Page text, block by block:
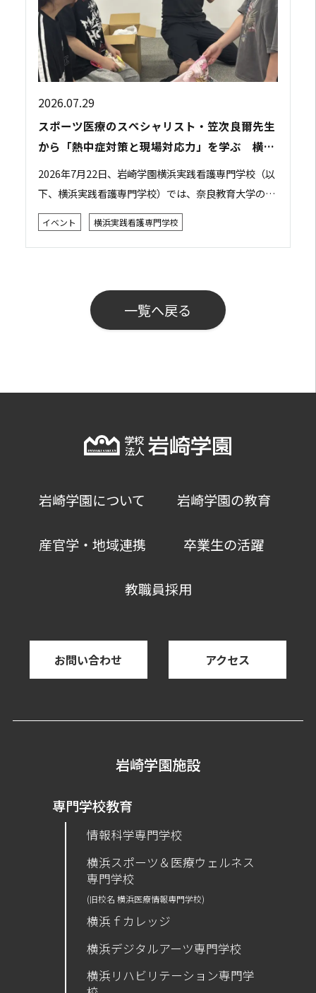
2026.07.29
スポーツ医療のスペシャリスト・笠次良爾先生
から「熱中症対策と現場対応力」を学ぶ 横浜
実践看護専門学校で特別講義を開催
2026年7月22日、岩崎学園横浜実践看護専門学校（以
下、横浜実践看護専門学校）では、奈良教育大学の笠
次良爾先生をお招きし、「災害現場やスポーツ現場で
の判断力・対応力を学ぶ ～熱中症～」をテー...
イベント 横浜実践看護専門学校
一覧へ戻る
岩崎学園について 岩崎学園の教育
産官学・地域連携 卒業生の活躍
教職員採用
お問い合わせ アクセス
岩崎学園施設
専門学校教育
情報科学専門学校
横浜スポーツ＆医療ウェルネス
専門学校
(旧校名 横浜医療情報専門学校)
横浜ｆカレッジ
横浜デジタルアーツ専門学校
横浜リハビリテーション専門学